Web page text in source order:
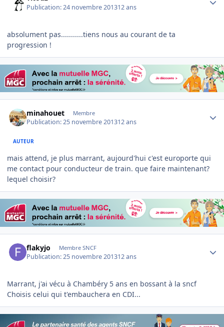
Publication:24 novembre 201312 ans
absolument pas...........tiens nous au courant de ta
progression !
minahouet Membre
Publication:25 novembre 201312 ans
AUTEUR
mais attend, je plus marrant, aujourd'hui c'est europorte qui
me contact pour conducteur de train. que faire maintenant?
lequel choisir?
flakyjo Membre SNCF
Publication:25 novembre 201312 ans
Marrant, j'ai vécu à Chambéry 5 ans en bossant à la sncf
Choisis celui qui t'embauchera en CDI...